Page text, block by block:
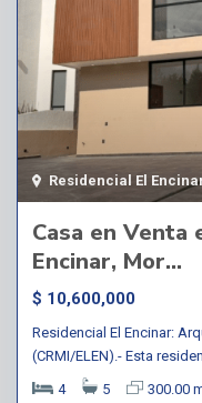
Residencial El
Casa en Venta
Encinar, Mor...
$ 10,600,000
Residencial El Encinar:
(CRMI/ELEN).- Esta
4
5 300.00